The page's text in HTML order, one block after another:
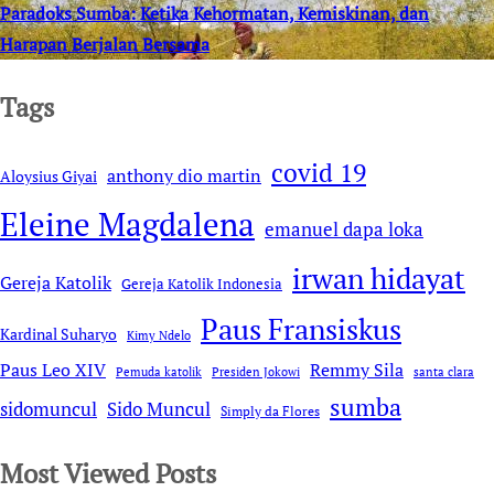
Paradoks Sumba: Ketika Kehormatan, Kemiskinan, dan
Harapan Berjalan Bersama
Tags
Aloysius Giyai anthony dio martin covid 19
Eleine Magdalena emanuel dapa loka
Gereja Katolik Gereja Katolik Indonesia irwan hidayat
Kardinal Suharyo Kimy Ndelo Paus Fransiskus
Paus Leo XIV Pemuda katolik Presiden Jokowi Remmy Sila santa clara
sidomuncul Sido Muncul Simply da Flores sumba
Most Viewed Posts